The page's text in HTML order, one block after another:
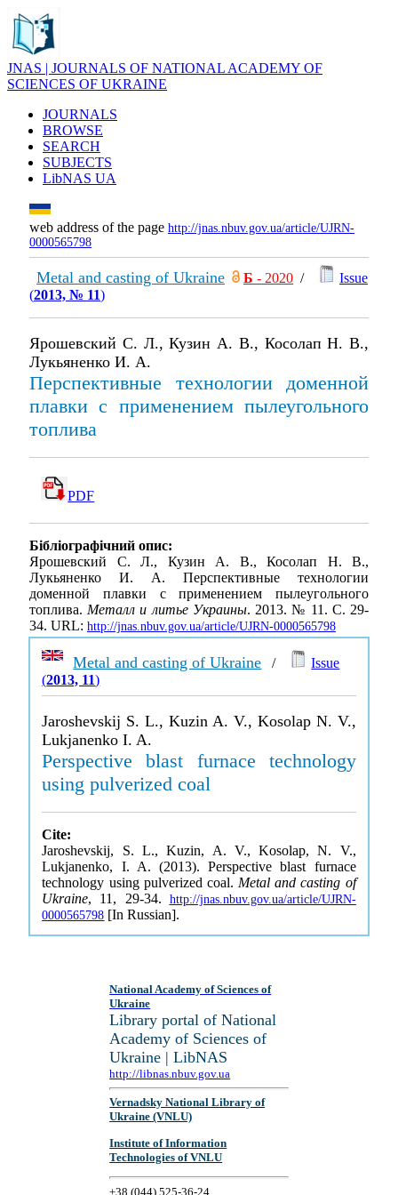
JNAS | JOURNALS OF NATIONAL ACADEMY OF
SCIENCES OF UKRAINE
JOURNALS
BROWSE
SEARCH
SUBJECTS
LibNAS UA
web address of the page http://jnas.nbuv.gov.ua/article/UJRN-
0000565798
Metal and casting of Ukraine Б - 2020 /
Issue
(2013, № 11)
Ярошевский С. Л., Кузин А. В., Косолап Н. В.,
Лукьяненко И. А.
Перспективные технологии доменной
плавки с применением пылеугольного
топлива
PDF
Бібліографічний опис:
Ярошевский С. Л., Кузин А. В., Косолап Н. В.,
Лукьяненко И. А. Перспективные технологии
доменной плавки с применением пылеугольного
топлива.Металл и литье Украины. 2013. № 11. С. 29-
34. URL: http://jnas.nbuv.gov.ua/article/UJRN-0000565798
Metal and casting of Ukraine /
Issue
(2013, 11)
Jaroshevskij S. L., Kuzin A. V., Kosolap N. V.,
Lukjanenko I. A.
Perspective blast furnace technology
using pulverized coal
Cite:
Jaroshevskij, S. L., Kuzin, A. V., Kosolap, N. V.,
Lukjanenko, I. A. (2013). Perspective blast furnace
technology using pulverized coal. Metal and casting of
Ukraine, 11, 29-34. http://jnas.nbuv.gov.ua/article/UJRN-
0000565798 [In Russian].
National Academy of Sciences of
Ukraine
Library portal of National
Academy of Sciences of
Ukraine | LibNAS
http://libnas.nbuv.gov.ua
Vernadsky National Library of
Ukraine (VNLU)
Institute of Information
Technologies of VNLU
+38 (044) 525-36-24